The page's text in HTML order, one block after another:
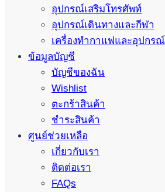
อุปกรณ์เสริมโทรศัพท์
อุปกรณ์เดินทางและกีฬา
เครื่องทำกาแฟและอุปกรณ์
ข้อมูลบัญชี
บัญชีของฉัน
Wishlist
ตะกร้าสินค้า
ชำระสินค้า
ศูนย์ช่วยเหลือ
เกี่ยวกับเรา
ติดต่อเรา
FAQs